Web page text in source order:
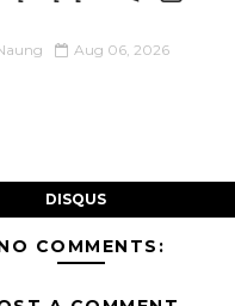
Aug 06, 2026
DISQUS
COMMENTS: